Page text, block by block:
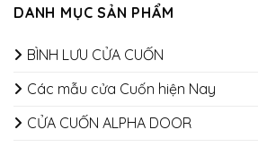
DANH MỤC SẢN PHẨM
BÌNH LƯU CỬA CUỐN
Các mẫu cửa Cuốn hiện Nay
CỬA CUỐN ALPHA DOOR